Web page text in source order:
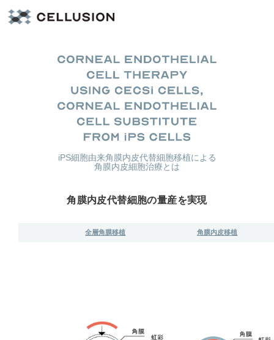
iPS細胞由来角膜内皮代替細胞移植による
角膜内皮細胞治療とは
角膜内皮代替細胞の量産を実現
全層角膜移植 角膜内皮移植